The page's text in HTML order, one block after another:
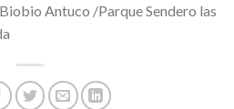
Antuco /Parque Sendero las